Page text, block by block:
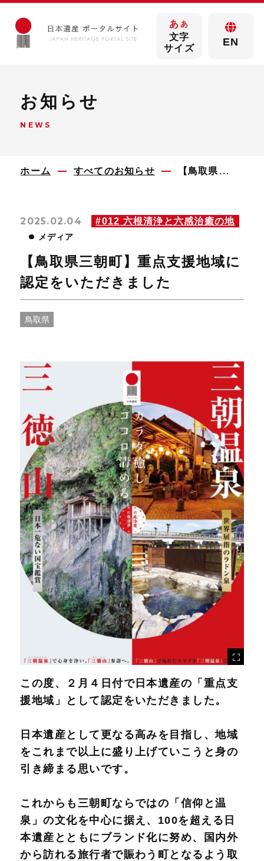
あ あ
文字
サイズ
EN
お知らせ
NEWS
ホーム すべてのお知らせ 【鳥取県三朝町】重点支援地域に認定をいただきました
2025.02.04 #012 六根清浄と六感治癒の地
メディア
【鳥取県三朝町】重点支援地域に
認定をいただきました
鳥取県
この度、２月４日付で日本遺産の「重点支
援地域」として認定をいただきました。
日本遺産として更なる高みを目指し、地域
をこれまで以上に盛り上げていこうと身の
引き締まる思いです。
これからも三朝町ならではの「信仰と温
泉」の文化を中心に据え、100を超える日
本遺産とともにブランド化に努め、国内外
から訪れる旅行者で賑わう町となるよう取